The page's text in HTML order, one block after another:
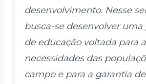
desenvolvimento. Nesse
busca-se desenvolver uma
de educação voltada para
necessidades das
campo e para a garantia de